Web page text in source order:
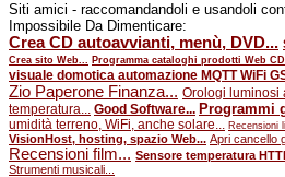
Siti amici - raccomandandoli e usandoli
Impossibile Da Dimenticare:
Crea CD autoavvianti, menù, DVD...
Crea sito Web... Programma cataloghi prodotti Web
visuale domotica automazione MQTT WiFi
Zio Paperone Finanza... Orologi luminosi
temperatura... Good Software... Programmi
umidità terreno, WiFi, anche solare... Recensioni
VisionHost, hosting, spazio Web... Apri cancello
Recensioni film... Sensore temperatura
Strumenti musicali...